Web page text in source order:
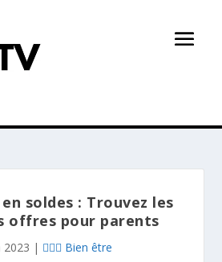
soldes : Trouvez les
offres pour parents
2023 | 👩🏻‍⚕️ Bien être